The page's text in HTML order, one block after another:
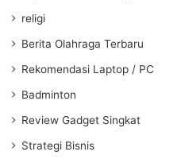
religi
Berita Olahraga Terbaru
Rekomendasi Laptop / PC
Badminton
Review Gadget Singkat
Strategi Bisnis